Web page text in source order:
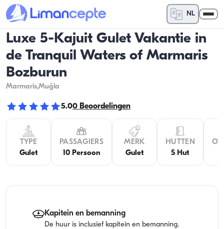
NL
Luxe 5-Kajuit Gulet Vakantie in
de Tranquil Waters of Marmaris
Bozburun
Marmaris,Muğla
5.00 Beoordelingen
TYPE
Gulet
PASSAGIERS
10 Persoon
MERK
Gulet
HUTTEN
5 Hut
Kapitein en bemanning
De huur is inclusief kapitein en bemanning.